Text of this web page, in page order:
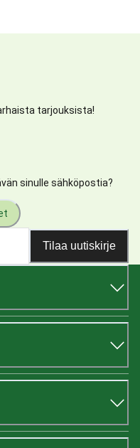
tarjouksista!
sinulle sähköpostia?
Tilaa uutiskirje